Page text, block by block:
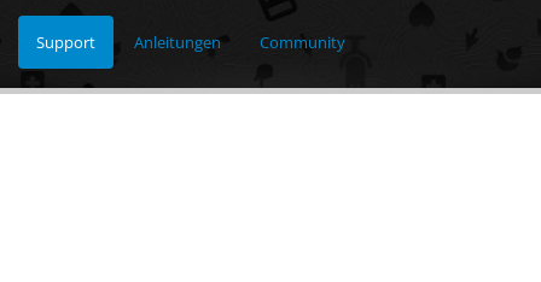
Support Anleitungen Community